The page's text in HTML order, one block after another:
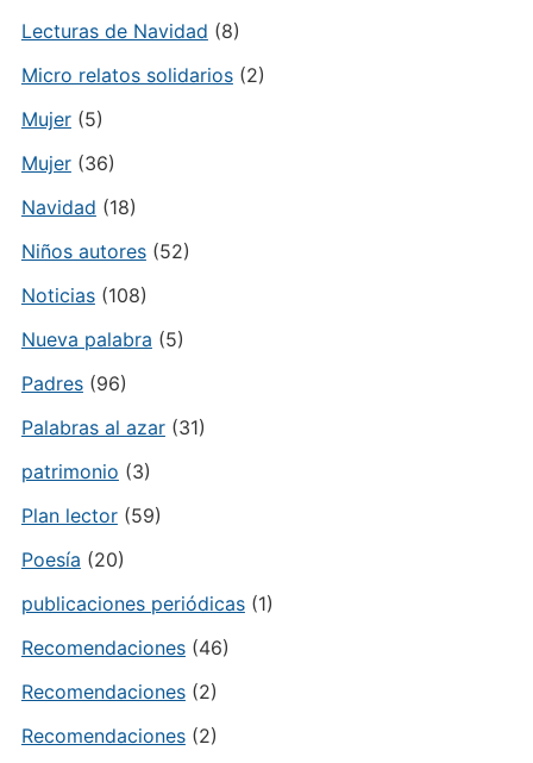
Lecturas de Navidad (8)
Micro relatos solidarios(2)
Mujer(5)
Mujer(36)
Navidad (18)
Niños autores(52)
Noticias(108)
Nueva palabra (5)
Padres(96)
Palabras al azar(31)
patrimonio (3)
Plan lector(59)
Poesía (20)
publicaciones periódicas(1)
Recomendaciones(46)
Recomendaciones(2)
Recomendaciones(2)